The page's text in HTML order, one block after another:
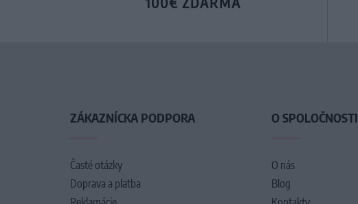
ZÁKAZNÍCKA PODPORA
Časté otázky
Doprava a platba
O SPOLOČNOSTI
O nás
Blog